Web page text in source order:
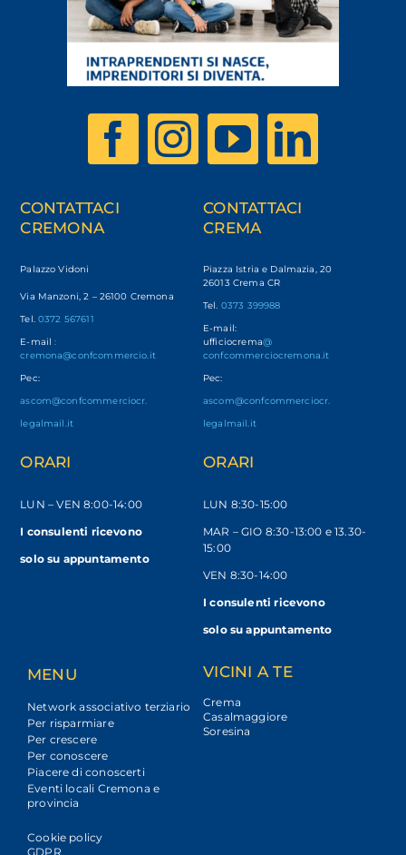
CONTATTACI
CREMONA
Palazzo Vidoni
Via Manzoni, 2 – 26100 Cremona
Tel. 0372 567611
E-mail:
cremona@confcommercio.it
Pec:
ascom@confcommerciocr.
legalmail.it
ORARI
LUN – VEN8:00-14:00
I consulenti ricevono
solosu appuntamento
CONTATTACI
CREMA
Piazza Istria e Dalmazia, 20
26013 Crema CR
Tel. 0373 399988
E-mail:
ufficiocrema@
confcommerciocremona.it
Pec:
ascom@confcommerciocr.
legalmail.it
ORARI
LUN 8:30-15:00
MAR – GIO 8:30-13:00 e 13.30-
15:00
VEN 8:30-14:00
I consulenti ricevono
solo su appuntamento
MENU
Network associativo terziario
Per risparmiare
Per crescere
Per conoscere
Piacere di conoscerti
Eventi locali Cremona e
provincia
Cookie policy
GDPR
VICINI A TE
Crema
Casalmaggiore
Soresina